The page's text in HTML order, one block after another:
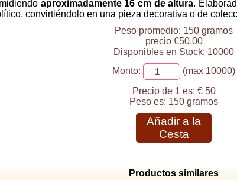
aproximadamente 16 cm de altura.
convirtiéndolo en una pieza decorativa o de
Peso promedio: 150 gramos
precio €50.00
Disponibles en Stock: 10000
Monto:
(max 10000)
Precio de 1 es: € 50
Peso es: 150 gramos
Añadir a la
Cesta
Productos similares